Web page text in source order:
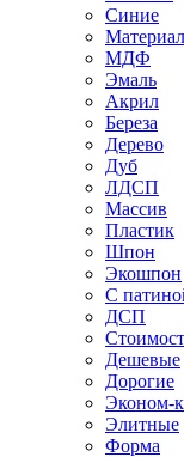
Синие
Материал
МДФ
Эмаль
Акрил
Береза
Дерево
Дуб
ЛДСП
Массив
Пластик
Шпон
Экошпон
С
ДСП
Дешевые
Дорогие
Эконом-
Элитные
Форма